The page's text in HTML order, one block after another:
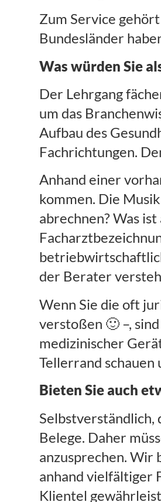
Zum Service
Bundesländer
Was würden Sie
Der Lehrgang
um das
Aufbau des
Fachrichtungen.
Anhand einer
kommen. Die
abrechnen? Was
der Berater
Wenn Sie die oft
verstoßen 🙂 –,
medizinischer
Tellerrand
Bieten Sie auch
Selbstverständlich,
Belege. Daher
anzusprechen. Wir
anhand vielfältiger
Klientel